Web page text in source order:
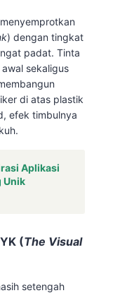
) dengan tingkat
padat. Tinta
sekaligus
di atas plastik
efek timbulnya
Aplikasi
Unik
(The Visual
setengah